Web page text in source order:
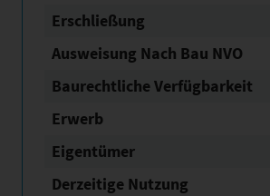
Erschließung
Ausweisung Nach Bau NVO
Baurechtliche Verfügbarkeit
Erwerb
Eigentümer
Derzeitige Nutzung